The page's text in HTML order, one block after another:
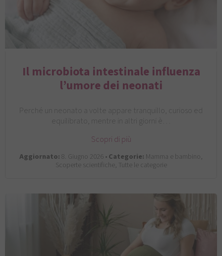
Il microbiota intestinale influenza
l’umore dei neonati
Perché un neonato a volte appare tranquillo, curioso ed
equilibrato, mentre in altri giorni è…
Scopri di più
Aggiornato:8. Giugno 2026 •Categorie: Mamma e bambino,
Scoperte scientifiche, Tutte le categorie